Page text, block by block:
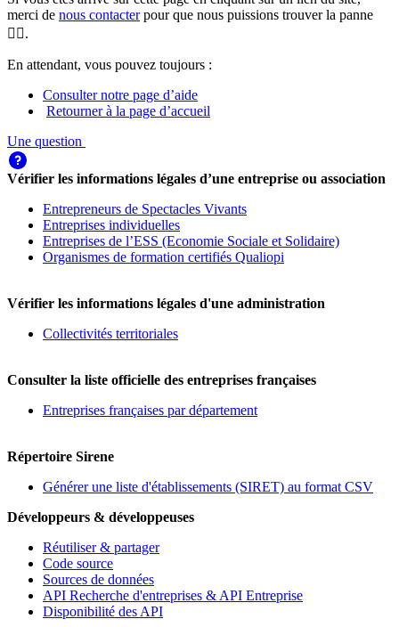
merci de nous contacterpour que nous puissions trouver la panne
🕵️‍♀️.
En attendant, vous pouvez toujours :
Consulter notre page d’aide
Retourner à la page d’accueil
Une question
Vérifier les informations légales d’une entreprise ou association
Entrepreneurs de Spectacles Vivants
Entreprises individuelles
Entreprises de l’ESS (Economie Sociale et Solidaire)
Organismes de formation certifiés Qualiopi
Vérifier les informations légales d'une administration
Collectivités territoriales
Consulter la liste officielle des entreprises françaises
Entreprises françaises par département
Répertoire Sirene
Générer une liste d'établissements (SIRET) au format CSV
Développeurs & développeuses
Réutiliser & partager
Code source
Sources de données
API Recherche d'entreprises & API Entreprise
Disponibilité des API